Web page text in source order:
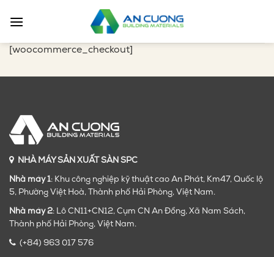
đến
dung
[woocommerce_checkout]
NHÀ MÁY SẢN XUẤT SÀN SPC
Nhà máy 1: Khu công nghiệp kỹ thuật cao An Phát, Km47, Quốc lộ
5, Phường Việt Hoà, Thành phố Hải Phòng, Việt Nam.
Nhà máy 2: Lô CN11+CN12, Cụm CN An Đồng, Xã Nam Sách,
Thành phố Hải Phòng, Việt Nam.
(+84) 963 017 576